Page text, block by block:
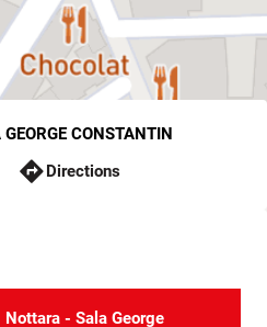
CONSTANTIN
directionsDirections
Nottara - Sala George